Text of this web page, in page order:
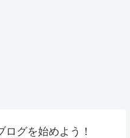
ログを始めよう！